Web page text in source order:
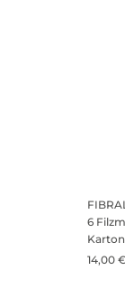
6
14,00 €